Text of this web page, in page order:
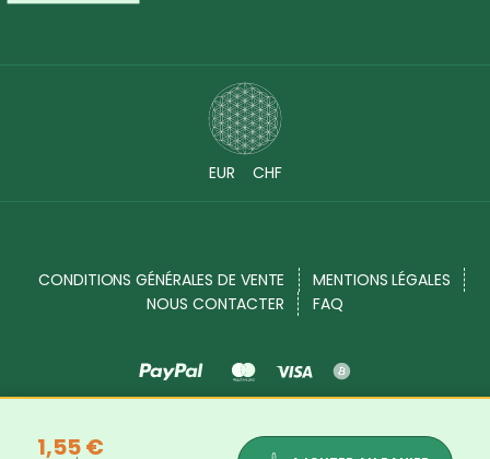
EUR CHF
CONDITIONS GÉNÉRALES DE VENTE
MENTIONS LÉGALES
NOUS CONTACTER
FAQ
Source Shop © 2017 - 2026. Tous droits réservés
1,55 €